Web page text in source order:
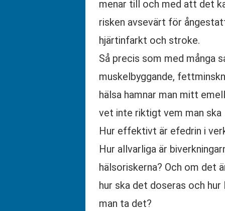
menar till och med att det
risken avsevärt för
hjärtinfarkt och stroke.
Så precis som med många
muskelbyggande,
hälsa hamnar man mitt
vet inte riktigt vem man ska
Hur effektivt är efedrin i
Hur allvarliga är
hälsoriskerna? Och om det
hur ska det doseras och hur
man ta det?